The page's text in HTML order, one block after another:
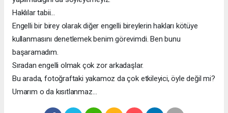
Haklılar tabii…
Engelli bir birey olarak diğer engelli bireylerin hakları kötüye
kullanmasını denetlemek benim görevimdi. Ben bunu
başaramadım.
Sıradan engelli olmak çok zor arkadaşlar.
Bu arada, fotoğraftaki yakamoz da çok etkileyici, öyle değil mi?
Umarım o da kısıtlanmaz…